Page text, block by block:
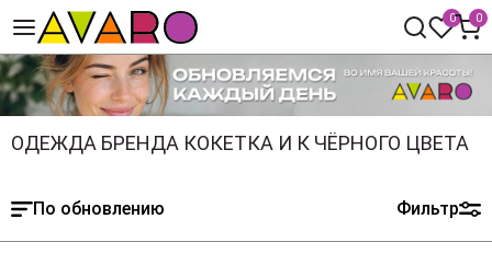
0 0
ОДЕЖДА БРЕНДА КОКЕТКА И К ЧЁРНОГО ЦВЕТА
По обновлению Фильтр